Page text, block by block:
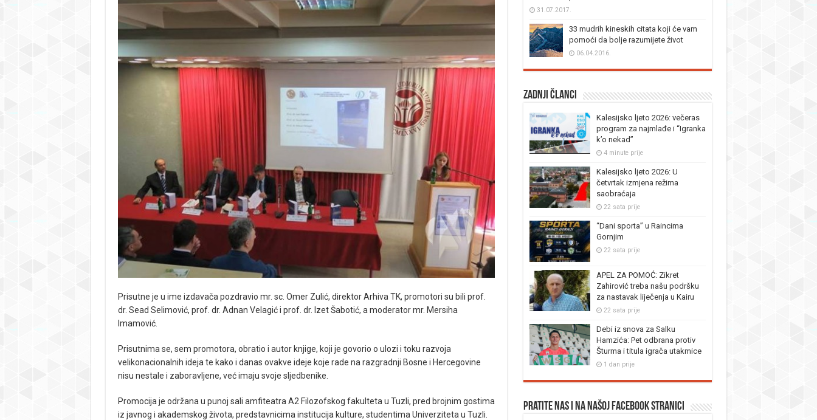
Prisutne je u ime izdavača pozdravio mr. sc. Omer Zulić, direktor Arhiva TK, promotori su bili prof.
dr. Sead Selimović, prof. dr. Adnan Velagić i prof. dr. Izet Šabotić, a moderator mr. Mersiha
Imamović.
Prisutnima se, sem promotora, obratio i autor knjige, koji je govorio o ulozi i toku razvoja
velikonacionalnih ideja te kako i danas ovakve ideje koje rade na razgradnji Bosne i Hercegovine
nisu nestale i zaboravljene, već imaju svoje sljedbenike.
Promocija je održana u punoj sali amfiteatra A2 Filozofskog fakulteta u Tuzli, pred brojnim gostima
iz javnog i akademskog života, predstavnicima institucija kulture, studentima Univerziteta u Tuzli.
31.07.2017.
33 mudrih kineskih citata koji će vam
pomoći da bolje razumijete život
06.04.2016.
Zadnji članci
Kalesijsko ljeto 2026: večeras
program za najmlađe i “Igranka
k’o nekad”
4 minute prije
Kalesijsko ljeto 2026: U
četvrtak izmjena režima
saobraćaja
22 sata prije
“Dani sporta” u Raincima
Gornjim
22 sata prije
APEL ZA POMOĆ: Zikret
Zahirović treba našu podršku
za nastavak liječenja u Kairu
22 sata prije
Debi iz snova za Salku
Hamzića: Pet odbrana protiv
Šturma i titula igrača utakmice
1 dan prije
Pratite nas i na našoj facebook stranici